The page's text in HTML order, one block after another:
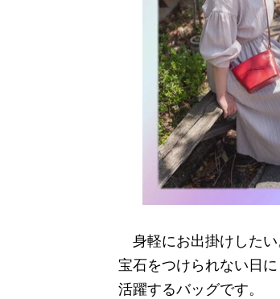
身軽にお出掛けしたい
宝石をつけられない日
活躍するバッグです。